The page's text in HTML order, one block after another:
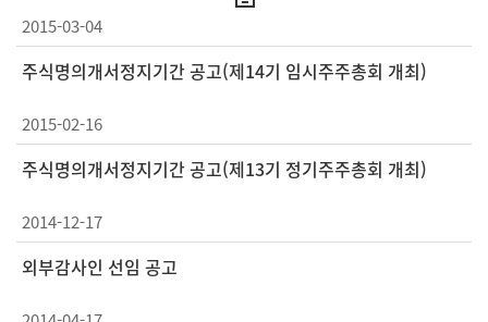
2015-03-04
주식명의개서정지기간 공고(제14기 임시주주총회 개최)
2015-02-16
주식명의개서정지기간 공고(제13기 정기주주총회 개최)
2014-12-17
외부감사인 선임 공고